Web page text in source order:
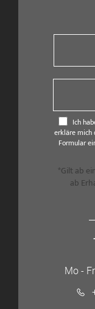
Ich
erkläre mich
Formular
*Gilt ab
ab
Mo -